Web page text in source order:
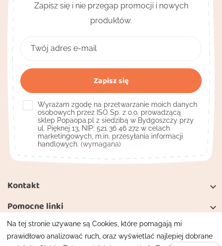
Kontakt 
Pomocne linki 
Moje konto
Zapisz się i nie przegap promocji i nowych
produktów.
Wyrażam zgodę na przetwarzanie moich danych
osobowych przez ISO Sp. z o.o. prowadzącą
sklep Popaopa.pl z siedzibą w Bydgoszczy przy
ul. Pięknej 13, NIP: 521 36 46 272 w celach
marketingowych, m.in. przesyłania informacji
handlowych. (wymagana)
Na tej stronie używane są Cookies, które pomagają mi
prawidłowo analizować ruch, oraz wyświetlać najlepiej dobrane